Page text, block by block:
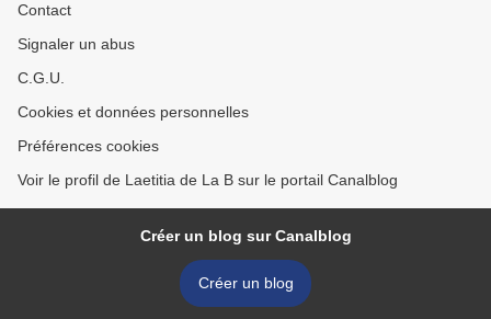
Contact
Signaler un abus
C.G.U.
Cookies et données personnelles
Préférences cookies
Voir le profil de Laetitia de La B sur le portail Canalblog
Créer un blog sur Canalblog
Créer un blog